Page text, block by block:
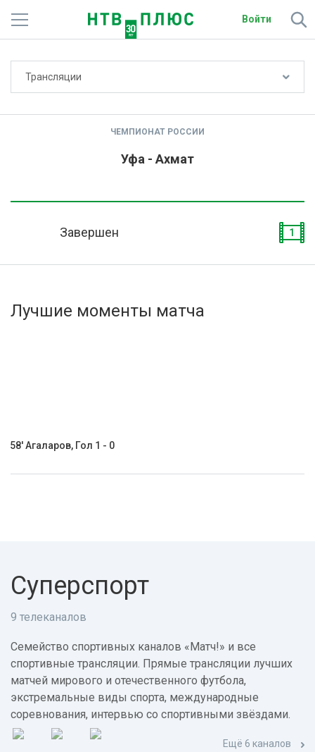
Войти
Активировать промокод
Трансляции
ЧЕМПИОНАТ РОССИИ
Уфа - Ахмат
Завершен 1
Лучшие моменты матча
58' Агаларов, Гол 1 - 0
Суперспорт
9 телеканалов
Семейство спортивных каналов «Матч!» и все
спортивные трансляции. Прямые трансляции лучших
матчей мирового и отечественного футбола,
экстремальные виды спорта, международные
соревнования, интервью со спортивными звёздами.
Ещё 6 каналов